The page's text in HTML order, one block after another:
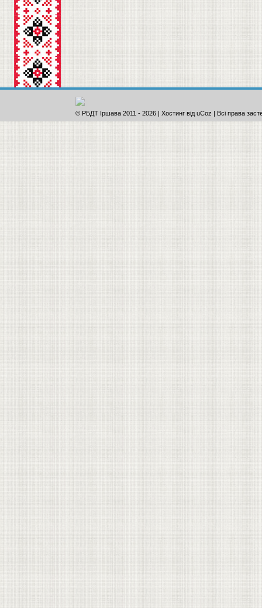
© РБДТ Іршава 2011 - 2026 | Хостинг від uCoz | Всі права